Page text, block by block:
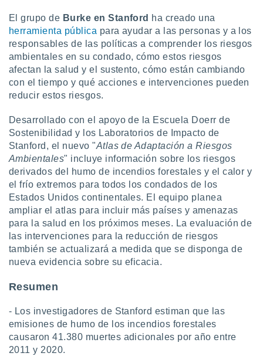
El grupo de Burke en Stanford ha creado una
herramienta pública para ayudar a las personas y a los
responsables de las políticas a comprender los riesgos
ambientales en su condado, cómo estos riesgos
afectan la salud y el sustento, cómo están cambiando
con el tiempo y qué acciones e intervenciones pueden
reducir estos riesgos.
Desarrollado con el apoyo de la Escuela Doerr de
Sostenibilidad y los Laboratorios de Impacto de
Stanford, el nuevo "Atlas de Adaptación a Riesgos
Ambientales" incluye información sobre los riesgos
derivados del humo de incendios forestales y el calor y
el frío extremos para todos los condados de los
Estados Unidos continentales. El equipo planea
ampliar el atlas para incluir más países y amenazas
para la salud en los próximos meses. La evaluación de
las intervenciones para la reducción de riesgos
también se actualizará a medida que se disponga de
nueva evidencia sobre su eficacia.
Resumen
- Los investigadores de Stanford estiman que las
emisiones de humo de los incendios forestales
causaron 41.380 muertes adicionales por año entre
2011 y 2020.